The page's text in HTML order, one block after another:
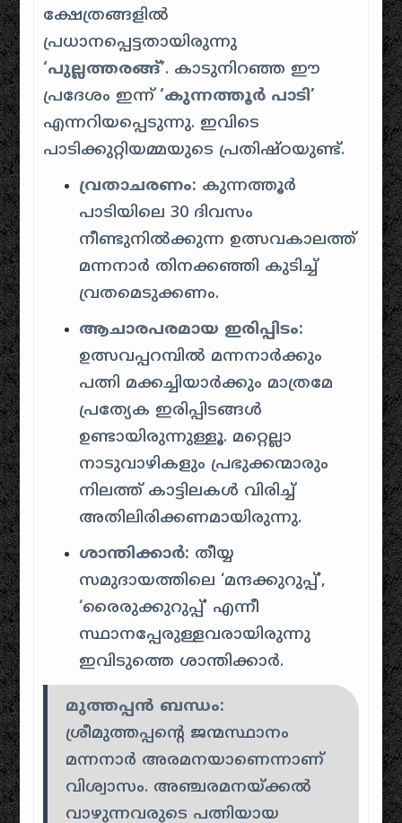
ക്ഷേത്രങ്ങളിൽ
പ്രധാനപ്പെട്ടതായിരുന്നു
‘പുല്ലത്തരങ്ങ്’. കാടുനിറഞ്ഞ ഈ
പ്രദേശം ഇന്ന്‘കുന്നത്തൂർ പാടി’
എന്നറിയപ്പെടുന്നു. ഇവിടെ
പാടിക്കുറ്റിയമ്മയുടെ പ്രതിഷ്ഠയുണ്ട്.
വ്രതാചരണം: കുന്നത്തൂർ
പാടിയിലെ 30 ദിവസം
നീണ്ടുനിൽക്കുന്ന ഉത്സവകാലത്ത്
മന്നനാർ തിനക്കഞ്ഞി കുടിച്ച്
വ്രതമെടുക്കണം.
ആചാരപരമായ ഇരിപ്പിടം:
ഉത്സവപ്പറമ്പിൽ മന്നനാർക്കും
പത്നി മക്കച്ചിയാർക്കും മാത്രമേ
പ്രത്യേക ഇരിപ്പിടങ്ങൾ
ഉണ്ടായിരുന്നുള്ളൂ. മറ്റെല്ലാ
നാടുവാഴികളും പ്രഭുക്കന്മാരും
നിലത്ത് കാട്ടിലകൾ വിരിച്ച്
അതിലിരിക്കണമായിരുന്നു.
ശാന്തിക്കാർ: തീയ്യ
സമുദായത്തിലെ ‘മന്ദക്കുറുപ്പ്’,
‘രൈരുക്കുറുപ്പ്’ എന്നീ
സ്ഥാനപ്പേരുള്ളവരായിരുന്നു
ഇവിടുത്തെ ശാന്തിക്കാർ.
മുത്തപ്പൻ ബന്ധം:
ശ്രീമുത്തപ്പന്റെ ജന്മസ്ഥാനം
മന്നനാർ അരമനയാണെന്നാണ്
വിശ്വാസം. അഞ്ചരമനയ്ക്കൽ
വാഴുന്നവരുടെ പത്നിയായ